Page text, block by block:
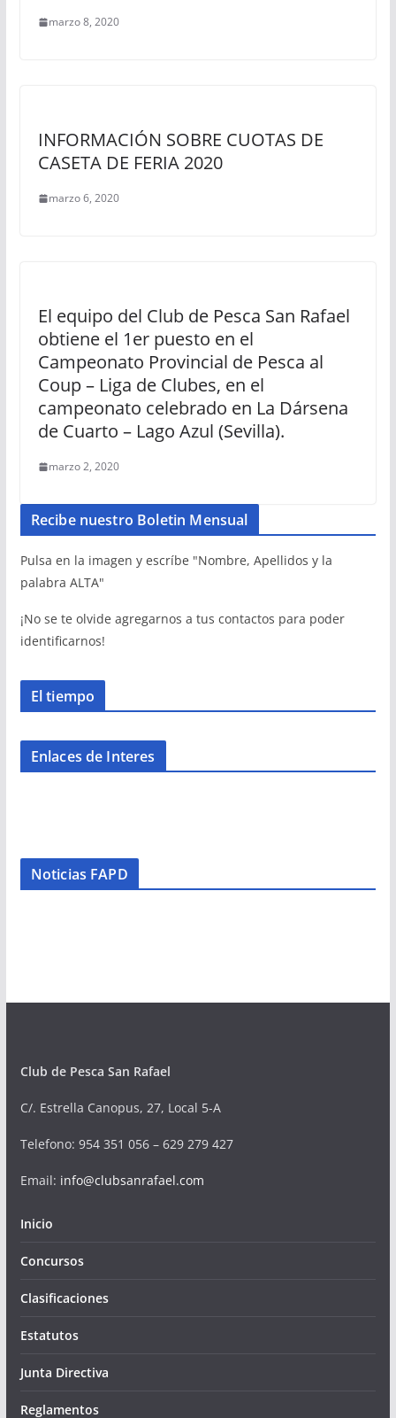
marzo 8, 2020
INFORMACIÓN SOBRE CUOTAS DE
CASETA DE FERIA 2020
marzo 6, 2020
El equipo del Club de Pesca San Rafael
obtiene el 1er puesto en el
Campeonato Provincial de Pesca al
Coup – Liga de Clubes, en el
campeonato celebrado en La Dársena
de Cuarto – Lago Azul (Sevilla).
marzo 2, 2020
Recibe nuestro Boletin Mensual
Pulsa en la imagen y escríbe "Nombre, Apellidos y la
palabra ALTA"
¡No se te olvide agregarnos a tus contactos para poder
identificarnos!
El tiempo
Enlaces de Interes
Noticias FAPD
Club de Pesca San Rafael
C/. Estrella Canopus, 27, Local 5-A
Telefono: 954 351 056 – 629 279 427
Email: info@clubsanrafael.com
Inicio
Concursos
Clasificaciones
Estatutos
Junta Directiva
Reglamentos